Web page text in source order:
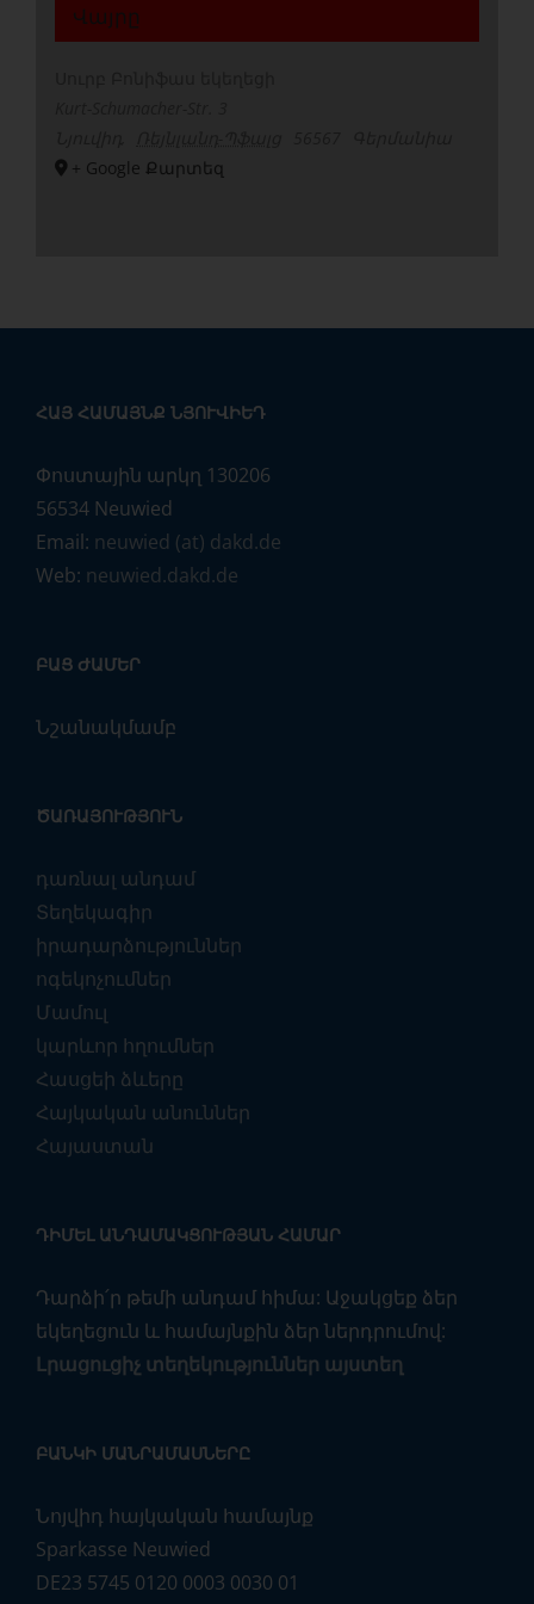
Վայրը
+ Google Քարտեզ
ՀԱՅ ՀԱՄԱՅՆՔ ՆՅՈՒՎԻԵԴ
Փոստային արկղ 130206
56534 Neuwied
Email: neuwied (at) dakd.de
Web: neuwied.dakd.de
ԲԱՑ ԺԱՄԵՐ
Նշանակմամբ
ԾԱՌԱՅՈՒԹՅՈՒՆ
դառնալ անդամ
Տեղեկագիր
իրադարձություններ
ոգեկոչումներ
Մամուլ
կարևոր հղումներ
Հասցեի ձևերը
Հայկական անուններ
Հայաստան
ԴԻՄԵԼ ԱՆԴԱՄԱԿՑՈՒԹՅԱՆ ՀԱՄԱՐ
Դարձի՛ր թեմի անդամ հիմա: Աջակցեք ձեր
եկեղեցուն և համայնքին ձեր ներդրումով:
Լրացուցիչ տեղեկություններ այստեղ
ԲԱՆԿԻ ՄԱՆՐԱՄԱՍՆԵՐԸ
Նոյվիդ հայկական համայնք
Sparkasse Neuwied
DE23 5745 0120 0003 0030 01